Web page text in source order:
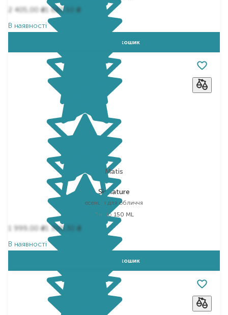
2 405,00₴1 683,50
₴
В наявності
Додати в кошик
Matis
Signature
есенція для обличчя
Вибір 150 ML
1 999,00₴1 399,30
₴
В наявності
Додати в кошик